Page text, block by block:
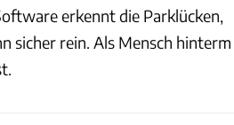
erkennt die Parklücken,
sicher rein. Als Mensch hinterm